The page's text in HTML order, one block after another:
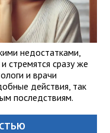
недостатками,
стремятся сразу же
и врачи
действия, так
последствиям.